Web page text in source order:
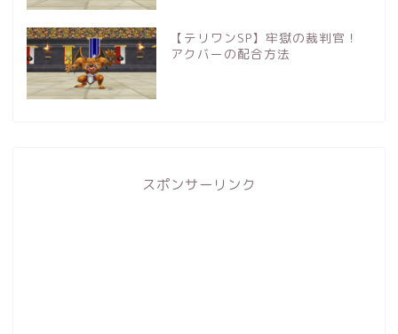
【テリワンSP】牢獄の裁判官！
アクバーの配合方法
スポンサーリンク